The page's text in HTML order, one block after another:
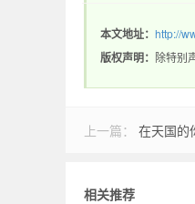
奇_1.76传奇发布
本文地址： http://
版权声明： 除特别
上一篇： 在天国的
相关推荐